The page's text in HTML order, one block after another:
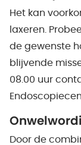
Het kan
laxeren.
de gewenste
blijvende
08.00 uur
Door de